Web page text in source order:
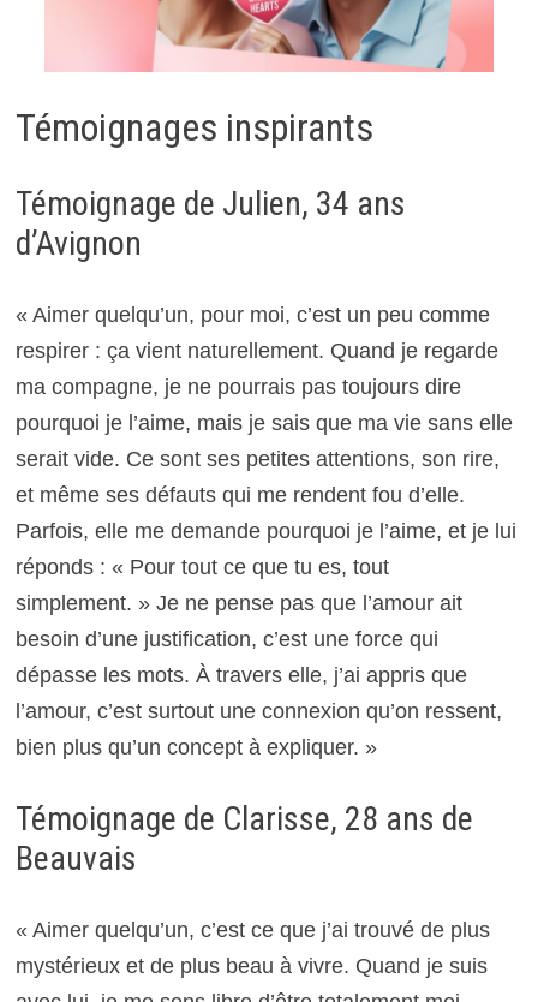
Témoignages inspirants
Témoignage de Julien, 34 ans
d’Avignon
« Aimer quelqu’un, pour moi, c’est un peu comme
respirer : ça vient naturellement. Quand je regarde
ma compagne, je ne pourrais pas toujours dire
pourquoi je l’aime, mais je sais que ma vie sans elle
serait vide. Ce sont ses petites attentions, son rire,
et même ses défauts qui me rendent fou d’elle.
Parfois, elle me demande pourquoi je l’aime, et je lui
réponds : « Pour tout ce que tu es, tout
simplement. » Je ne pense pas que l’amour ait
besoin d’une justification, c’est une force qui
dépasse les mots. À travers elle, j’ai appris que
l’amour, c’est surtout une connexion qu’on ressent,
bien plus qu’un concept à expliquer. »
Témoignage de Clarisse, 28 ans de
Beauvais
« Aimer quelqu’un, c’est ce que j’ai trouvé de plus
mystérieux et de plus beau à vivre. Quand je suis